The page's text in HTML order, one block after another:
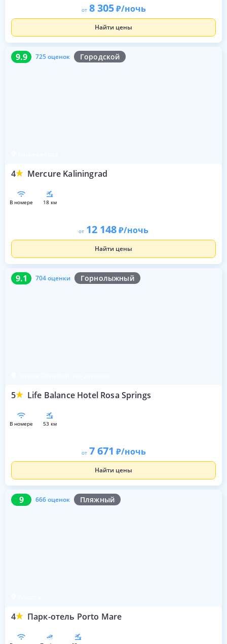
от 8 305 /ночь
Найти цены
9.9 725 оценок Городской
4 Mercure Kaliningrad
9.9 725 оценок
в номере 18 км
от 12 148 /ночь
Найти цены
9.1 704 оценки Горнолыжный
5 Life Balance Hotel Rosa Springs
9.1 704 оценки
в номере 53 км
от 7 671 /ночь
Найти цены
9 666 оценок Пляжный
4 Парк-отель Porto Mare
9 666 оценок